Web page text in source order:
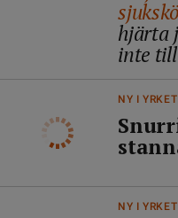
hjärta
inte till
NY I YRKET
NY I YRKET